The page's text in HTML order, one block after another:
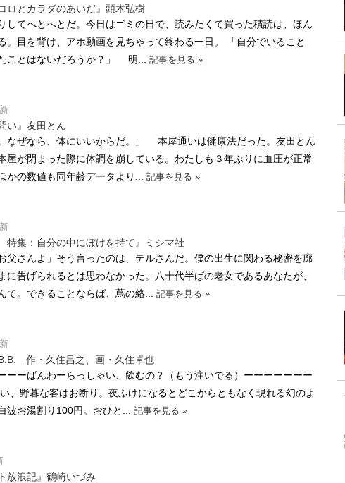
ロとカラダのあいだ』頭木弘樹
してへとへとだ。今日はゴミの日で、読みたくて買った積読は、ほん
。目を背け、アホ動画を見ちゃって終わる一日。 「自分でいること
ことはないだろうか？」 明... 記事を見る »
い』友田とん
。なぜなら、体にいいからだ。」 本屋通いは健康法だった。友田とん
屋が閉まった際に体調を崩している。わたしも３年ぶりに血圧が正常
かの数値も同年齢データより... 記事を見る »
特集：自分の中にぼけを持て』ミシマ社
父さんよ」そう言ったのは、テルさんだ。僕の出生に関わる秘密を廊
に告げられるとは思わなかった。八十代半ばの老女であるあなたが、
て。できることならば、蔦の絡... 記事を見る »
作・久住昌之、画・久住卓也
ーーばんわーらっしゃい、飲むの？（もう注いでる）ーーーーーーー
野暮な客はお断り。夜ふけになるとどこからともなく現れる幻のよ
波お湯割り100円。おひと... 記事を見る »
放浪記』鶴崎いづみ